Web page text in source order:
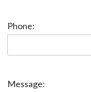
Phone:
Message: